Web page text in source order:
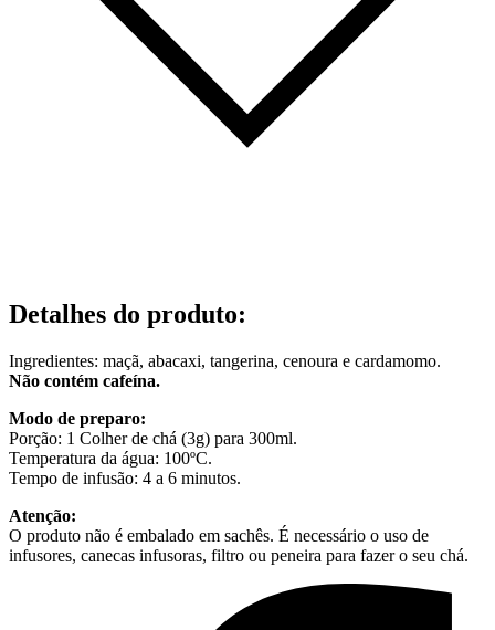
Detalhes do produto:
Ingredientes: maçã, abacaxi, tangerina, cenoura e cardamomo.
Não contém cafeína.
Modo de preparo:
Porção: 1 Colher de chá (3g) para 300ml.
Temperatura da água: 100ºC.
Tempo de infusão: 4 a 6 minutos.
Atenção:
O produto não é embalado em sachês. É necessário o uso de
infusores, canecas infusoras, filtro ou peneira para fazer o seu chá.